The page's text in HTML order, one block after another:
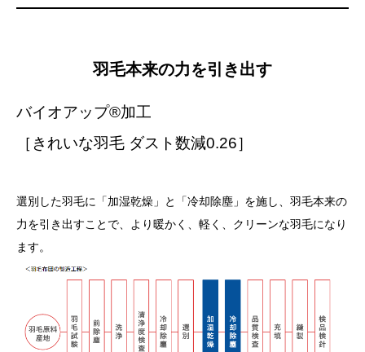
羽毛本来の力を引き出す
バイオアップ®加工
［きれいな羽毛 ダスト数減0.26］
選別した羽毛に「加湿乾燥」と「冷却除塵」を施し、羽毛本来の
力を引き出すことで、より暖かく、軽く、クリーンな羽毛になり
ます。